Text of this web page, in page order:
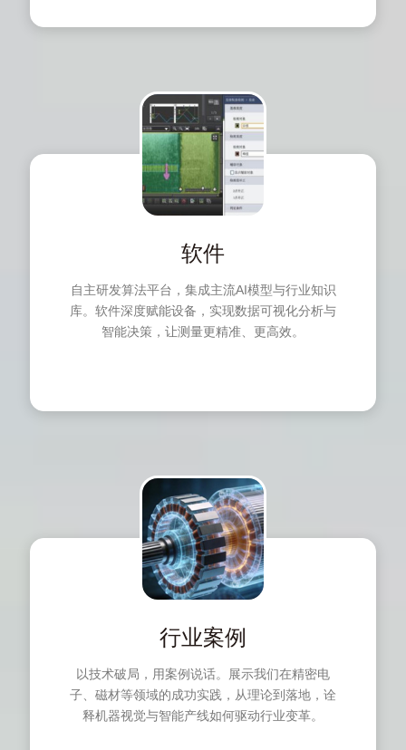
软件
自主研发算法平台，集成主流AI模型与行业知识
库。软件深度赋能设备，实现数据可视化分析与
智能决策，让测量更精准、更高效。
行业案例
以技术破局，用案例说话。展示我们在精密电
子、磁材等领域的成功实践，从理论到落地，诠
释机器视觉与智能产线如何驱动行业变革。